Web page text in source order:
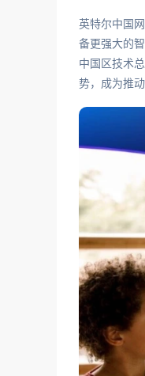
英特尔中国
备更强大的
中国区技术
势，成为推